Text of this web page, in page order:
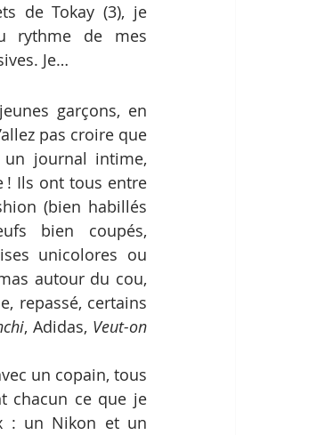
de Tokay (3), je
rythme de mes
Je…
pas croire que
journal intime,
! Ils ont tous entre
(bien habillés
bien coupés,
unicolores ou
autour du cou,
repassé, certains
, Adidas, Veut-on
un copain, tous
chacun ce que je
: un Nikon et un